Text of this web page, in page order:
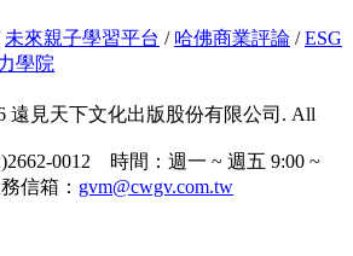
未來親子學習平台 / 哈佛商業評論 /ESG
學院
遠見天下文化出版股份有限公司. All
0012 時間：週一 ~ 週五 9:00 ~
信箱： gvm@cwgv.com.tw